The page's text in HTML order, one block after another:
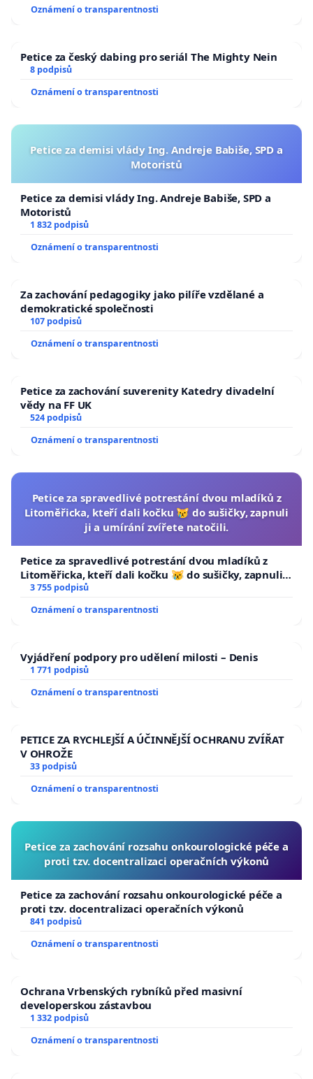
Oznámení o transparentnosti
Petice za český dabing pro seriál The Mighty Nein
8 podpisů
Oznámení o transparentnosti
Petice za demisi vlády Ing. Andreje Babiše, SPD a
Motoristů
Petice za demisi vlády Ing. Andreje Babiše, SPD a
Motoristů
1 832 podpisů
Oznámení o transparentnosti
Za zachování pedagogiky jako pilíře vzdělané a
demokratické společnosti
107 podpisů
Oznámení o transparentnosti
Petice za zachování suverenity Katedry divadelní
vědy na FF UK
524 podpisů
Oznámení o transparentnosti
Petice za spravedlivé potrestání dvou mladíků z
Litoměřicka, kteří dali kočku 😿 do sušičky, zapnuli
ji a umírání zvířete natočili.
Petice za spravedlivé potrestání dvou mladíků z
Litoměřicka, kteří dali kočku 😿 do sušičky, zapnuli ji
a umírání zvířete natočili.
3 755 podpisů
Oznámení o transparentnosti
Vyjádření podpory pro udělení milosti – Denis
1 771 podpisů
Oznámení o transparentnosti
PETICE ZA RYCHLEJŠÍ A ÚČINNĚJŠÍ OCHRANU ZVÍŘAT
V OHROŽE
33 podpisů
Oznámení o transparentnosti
Petice za zachování rozsahu onkourologické péče a
proti tzv. docentralizaci operačních výkonů
Petice za zachování rozsahu onkourologické péče a
proti tzv. docentralizaci operačních výkonů
841 podpisů
Oznámení o transparentnosti
Ochrana Vrbenských rybníků před masivní
developerskou zástavbou
1 332 podpisů
Oznámení o transparentnosti